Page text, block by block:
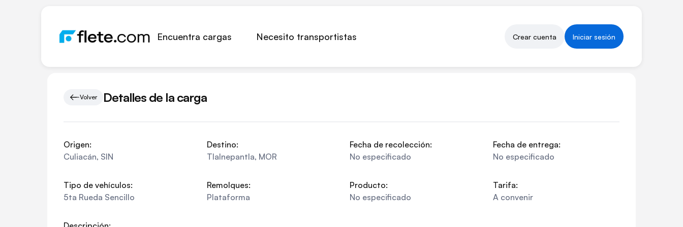
Encuentra cargas Necesito transportistas Crear cuenta Iniciar sesión
Volver Detalles de la carga
Origen:
Culiacán, SIN
Destino:
Tlalnepantla, MOR
Fecha de recolección:
No especificado
Fecha de entrega:
No especificado
Tipo de vehículos:
5ta Rueda Sencillo
Remolques:
Plataforma
Producto:
No especificado
Tarifa:
A convenir